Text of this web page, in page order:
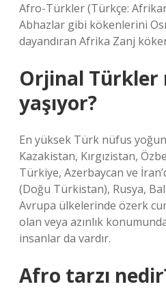
Afro-Türkler (Türkçe:
Abhazlar gibi kökenlerini
dayandıran Afrika Zanj
Orjinal Türkler
yaşıyor?
En yüksek Türk nüfus
Kazakistan, Kırgızistan,
Türkiye, Azerbaycan ve
(Doğu Türkistan), Rusya,
Avrupa ülkelerinde özerk
olan veya azınlık
insanlar da vardır.
Afro tarzı